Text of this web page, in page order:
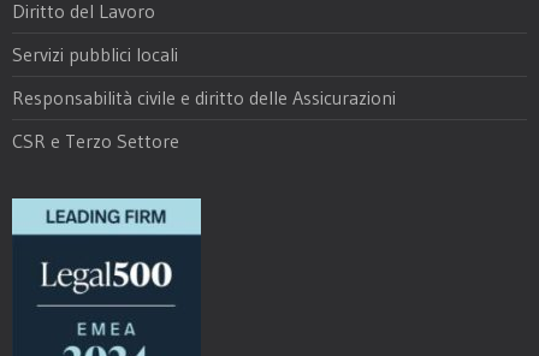
Diritto del Lavoro
Servizi pubblici locali
Responsabilità civile e diritto delle Assicurazioni
CSR e Terzo Settore